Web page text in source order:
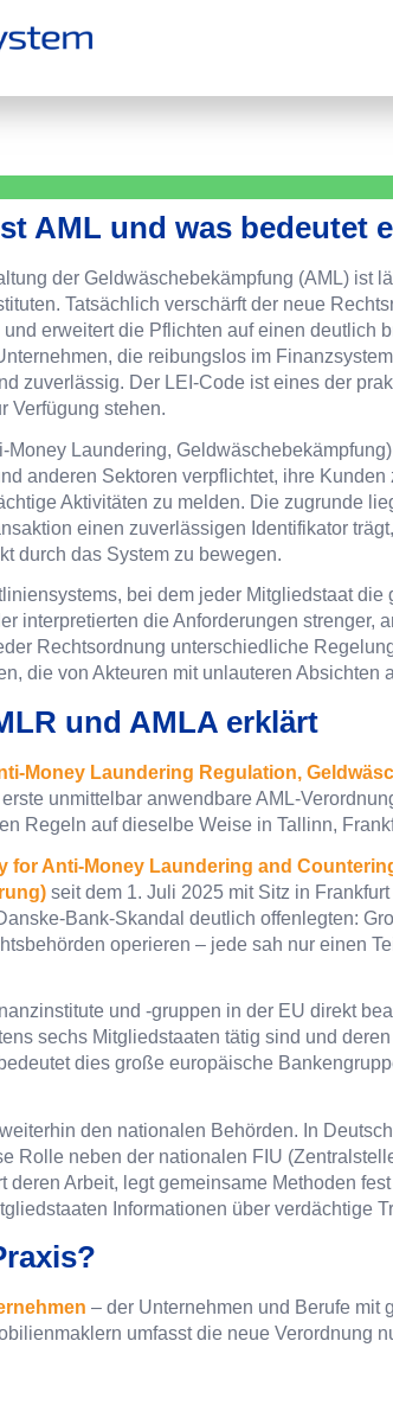
AML und was bedeutet
der Geldwäschebekämpfung (AML) ist
Tatsächlich verschärft der neue
erweitert die Pflichten auf einen deutlich
die reibungslos im
zuverlässig. Der LEI-Code ist eines der
Verfügung stehen.
Money Laundering,
anderen Sektoren verpflichtet, ihre
Aktivitäten zu melden. Die zugrunde
einen zuverlässigen Identifikator
durch das System zu bewegen.
bei dem jeder Mitgliedstaat
interpretierten die Anforderungen strenger,
Rechtsordnung unterschiedliche
die von Akteuren mit unlauteren Absichten
und AMLA erklärt
Money Laundering Regulation,
unmittelbar anwendbare AML-
Regeln auf dieselbe Weise in Tallinn,
for Anti-Money Laundering and
seit dem 1. Juli 2025 mit Sitz in
Bank-Skandal deutlich offenlegten:
operieren – jede sah nur einen
und -gruppen in der EU direkt
sechs Mitgliedstaaten tätig sind und
dies große europäische
den nationalen Behörden. In
Rolle neben der nationalen FIU
Arbeit, legt gemeinsame Methoden
Informationen über verdächtige
– der Unternehmen und Berufe mit
umfasst die neue Verordnung